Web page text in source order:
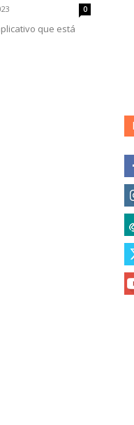
0
que está